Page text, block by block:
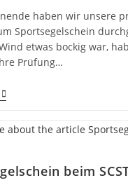
haben wir unsere
Sportsegelschein
etwas bockig war,
Prüfung…
beim